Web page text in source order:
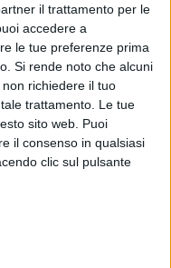
il trattamento per le
accedere a
le tue preferenze prima
Si rende noto che alcuni
richiedere il tuo
trattamento. Le tue
sito web. Puoi
il consenso in qualsiasi
clic sul pulsante
e Raffaella
Salvo Binetti al
un evento